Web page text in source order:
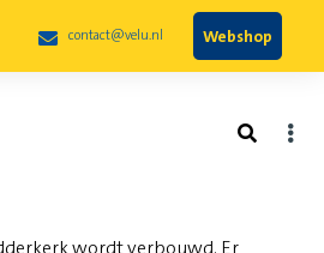
contact@velu.nl Webshop
wordt verbouwd. Er